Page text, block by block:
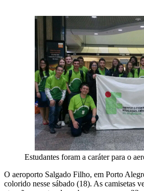
Estudantes foram a caráter para o
O aeroporto Salgado Filho, em Porto
colorido nesse sábado (18). As camisetas